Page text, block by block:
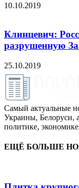
10.10.2019
Клинцевич:
разрушенную
25.10.2019
Самый актуальные
Украины, Белоруси,
политике,
ЕЩЁ БОЛЬШЕ